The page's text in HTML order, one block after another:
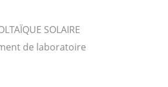
SOLAIRE
de laboratoire